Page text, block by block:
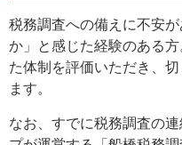
税務調査への備えに不安
か」と感じた経験のある
た体制を評価いただき、
ます。
なお、すでに税務調査の